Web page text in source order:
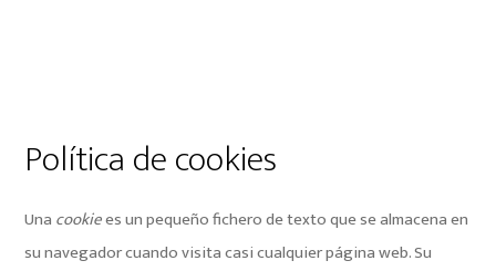
Política de cookies
Una cookiees un pequeño fichero de texto que se almacena en
su navegador cuando visita casi cualquier página web. Su